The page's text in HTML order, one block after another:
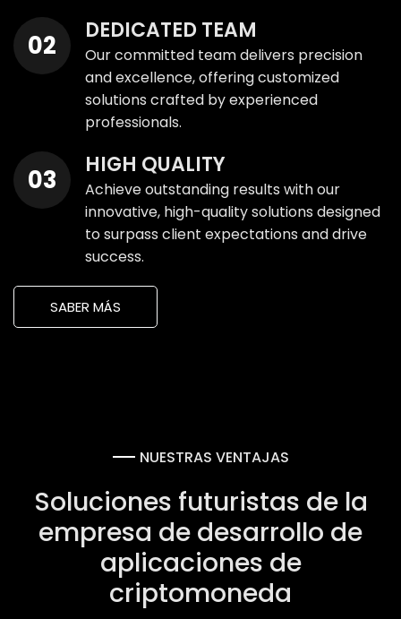
DEDICATED TEAM
Our committed team delivers precision
and excellence, offering customized
solutions crafted by experienced
professionals.
HIGH QUALITY
Achieve outstanding results with our
innovative, high-quality solutions designed
to surpass client expectations and drive
success.
SABER MÁS
NUESTRAS VENTAJAS
Soluciones futuristas de la
empresa de desarrollo de
aplicaciones de
criptomoneda